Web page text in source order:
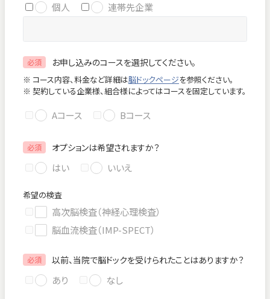
Close
個人 連帯先企業
必須 お申し込みのコースを選択してください。
※ コース内容、料金など詳細は脳ドックページを参照ください。
※ 契約している企業様、組合様によってはコースを固定しています。
Aコース Bコース
必須 オプションは希望されますか？
はい いいえ
希望の検査
高次脳検査（神経心理検査）
脳血流検査（IMP-SPECT）
必須 以前、当院で脳ドックを受けられたことはありますか？
あり なし